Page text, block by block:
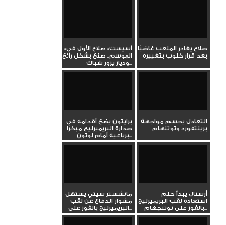
صلاح يغادر الملعب غاضبًا
بعد قرار كلوب بتغييره
«أسيست» صلاح الأول في
الموسم.. صنع بشكل رائع
ودياز يزور شباك...
التعادل يحسم مواجهة
برينتفورد وتوتنهام
برايتون يضع أقدامه في
صدارة البريميرليج مبكرا
برباعية أمام لوتون...
أرسنال يبدأ حلم
استعادة لقب البريميرليج
بالفوز على نوتنجهام...
مانشستر سيتي يستهل
مشوار الدفاع عن لقب
البريميرليج بالفوز على...